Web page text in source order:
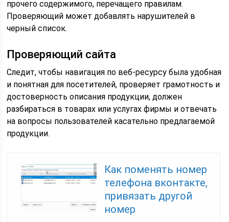
прочего содержимого, перечащего правилам.
Проверяющий может добавлять нарушителей в
черный список.
Проверяющий сайта
Следит, чтобы навигация по веб-ресурсу была удобная
и понятная для посетителей, проверяет грамотность и
достоверность описания продукции, должен
разбираться в товарах или услугах фирмы и отвечать
на вопросы пользователей касательно предлагаемой
продукции.
Как поменять номер
телефона вконтакте,
привязать другой
номер